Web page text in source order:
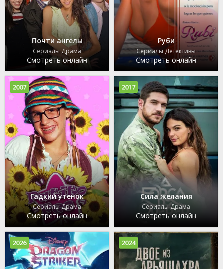
Почти ангелы
Сериалы Драма
Смотреть онлайн
Руби
Сериалы Детективы
Смотреть онлайн
Гадкий утенок
Сериалы Драма
Смотреть онлайн
2007
Сила желания
Сериалы Драма
Смотреть онлайн
2017
2026 2024